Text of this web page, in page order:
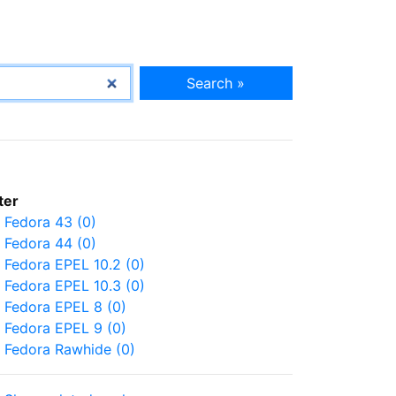
Search »
Fedora 43 (0)
Fedora 44 (0)
Fedora EPEL 10.2 (0)
Fedora EPEL 10.3 (0)
Fedora EPEL 8 (0)
Fedora EPEL 9 (0)
Fedora Rawhide (0)